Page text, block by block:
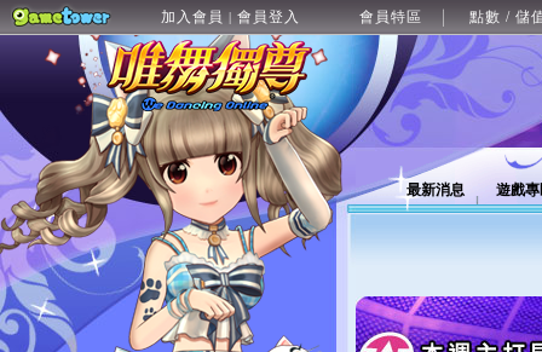
加入會員 | 會員登入 會員特區 點數 / 儲
最新消息 遊戲